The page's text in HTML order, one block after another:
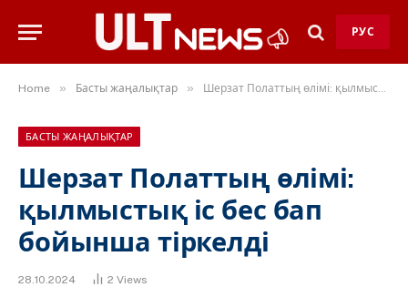
РУС
Home » Басты жаңалықтар » Шерзат Полаттың өлімі: қылмыстық іс бес бап бойынша тіркелді
БАСТЫ ЖАҢАЛЫҚТАР
Шерзат Полаттың өлімі:
қылмыстық іс бес бап
бойынша тіркелді
28.10.2024 2 Views